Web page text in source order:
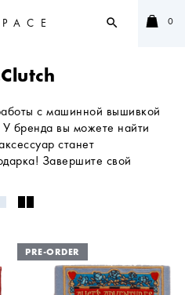
search 0
с машинной вышивкой
бренда вы можете найти
станет
Завершите свой